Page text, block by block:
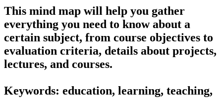
This mind map will help you gather
everything you need to know about a
certain subject, from course objectives to
evaluation criteria, details about projects,
lectures, and courses.
Keywords: education, learning, teaching,